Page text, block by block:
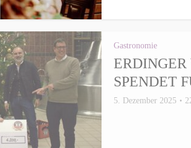
Gastronomie
ERDINGER
PENDET
5. Dezember 2025